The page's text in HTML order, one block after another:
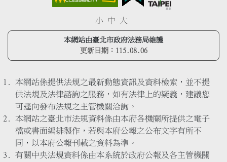
小 中 大
本網站由臺北市政府法務局維護
更新日期： 115.08.06
本網站係提供法規之最新動態資訊及資料檢索，並不提
供法規及法律諮詢之服務，如有法律上的疑義，建議您
可逕向發布法規之主管機關洽詢。
本網站之臺北市法規資料係由本府各機關所提供之電子
檔或書面編排製作，若與本府公報之公布文字有所不
同，以本府公報刊載之資料為準。
有關中央法規資料係由本系統於政府公報及各主管機關